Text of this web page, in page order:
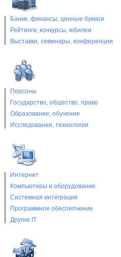
Банки, финансы, ценные бумаги
Рейтинги, конкурсы, юбилеи
Выставки, cеминары, конференции
Персоны
Государство, общество, право
Образование, обучение
Исследования, технологии
Интернет
Компьютеры и оборудование
Системная интеграция
Программное обеспепчение
Другие IT